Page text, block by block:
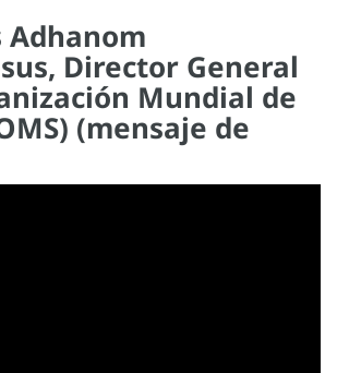
Adhanom
Director General
Mundial de
(mensaje de